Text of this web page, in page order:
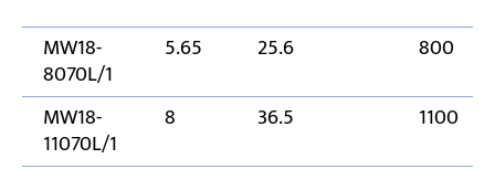
MW18-
8070L/1
5.65 25.6 800
MW18-
11070L/1
8 36.5 1100